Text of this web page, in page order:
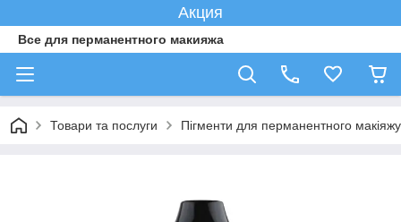
Акция
Все для перманентного макияжа
Товари та послуги Пігменти для перманентного макіяжу